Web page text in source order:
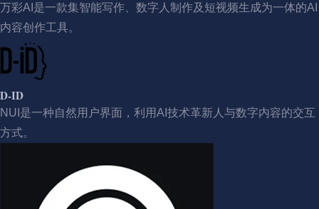
万彩AI是一款集智能写作、数字人制作及短视频生成为一体的AI
内容创作工具。
D-ID
NUI是一种自然用户界面，利用AI技术革新人与数字内容的交互
方式。